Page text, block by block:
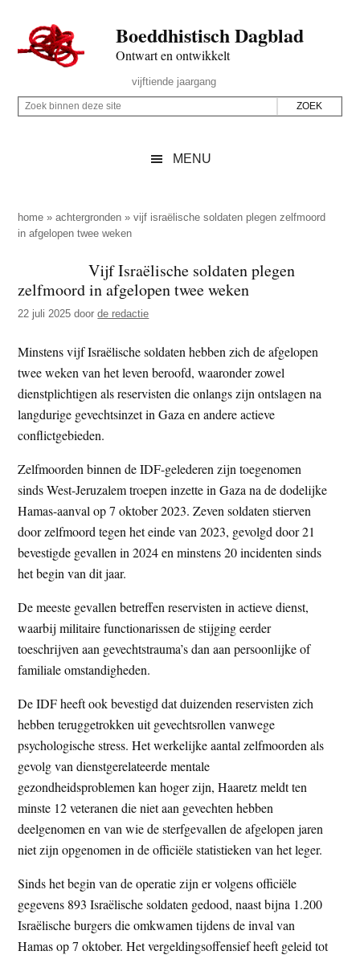
naar
de
inhoud
secondary
naar
de
sidebar
naar
de
Boeddhistisch Dagblad
Ontwart en ontwikkelt
Rechts
vijftiende jaargang
Z
p
d
z
e
i
t
e
Z
i
n
n
d
z
e
s
i
t
e
MENU
home »achtergronden »vijf israëlische soldaten plegen zelfmoord
in afgelopen twee weken
Vijf Israëlische soldaten plegen
zelfmoord in afgelopen twee weken
22 juli 2025 doorde redactie
Minstens vijf Israëlische soldaten hebben zich de afgelopen
twee weken van het leven beroofd, waaronder zowel
dienstplichtigen als reservisten die onlangs zijn ontslagen na
langdurige gevechtsinzet in Gaza en andere actieve
conflictgebieden.
Zelfmoorden binnen de IDF-gelederen zijn toegenomen
sinds West-Jeruzalem troepen inzette in Gaza na de dodelijke
Hamas-aanval op 7 oktober 2023. Zeven soldaten stierven
door zelfmoord tegen het einde van 2023, gevolgd door 21
bevestigde gevallen in 2024 en minstens 20 incidenten sinds
het begin van dit jaar.
De meeste gevallen betreffen reservisten in actieve dienst,
waarbij militaire functionarissen de stijging eerder
toeschrijven aan gevechtstrauma’s dan aan persoonlijke of
familiale omstandigheden.
De IDF heeft ook bevestigd dat duizenden reservisten zich
hebben teruggetrokken uit gevechtsrollen vanwege
psychologische stress. Het werkelijke aantal zelfmoorden als
gevolg van dienstgerelateerde mentale
gezondheidsproblemen kan hoger zijn, Haaretz meldt ten
minste 12 veteranen die niet aan gevechten hebben
deelgenomen en van wie de sterfgevallen de afgelopen jaren
niet zijn opgenomen in de officiële statistieken van het leger.
Sinds het begin van de operatie zijn er volgens officiële
gegevens 893 Israëlische soldaten gedood, naast bijna 1.200
Israëlische burgers die omkwamen tijdens de inval van
Hamas op 7 oktober. Het vergeldingsoffensief heeft geleid tot